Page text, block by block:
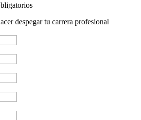
despegar tu carrera profesional